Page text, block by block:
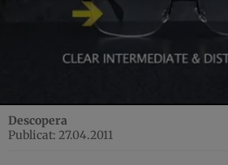
Descopera
Publicat: 27.04.2011